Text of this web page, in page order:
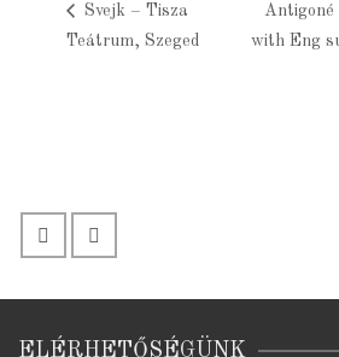
Svejk – Tisza
Teátrum, Szeged
with Eng
ELÉRHETŐSÉGÜNK